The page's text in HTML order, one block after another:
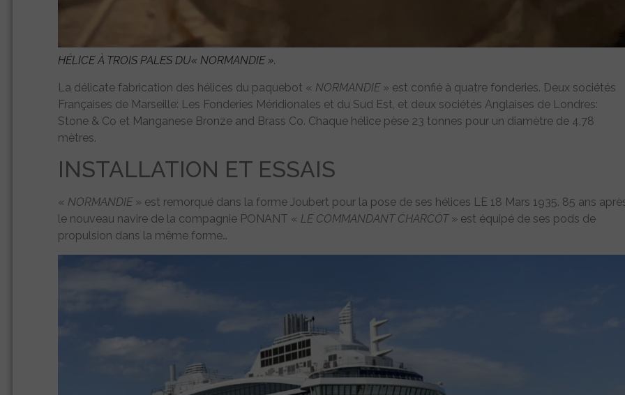
HÉLICE À TROIS PALES DU« NORMANDIE ».
La délicate fabrication des hélices du paquebot « NORMANDIE» est confié à quatre fonderies. Deux sociétés
Françaises de Marseille: Les Fonderies Méridionales et du Sud Est, et deux sociétés Anglaises de Londres:
Stone & Co et Manganese Bronze and Brass Co. Chaque hélice pèse 23 tonnes pour un diamètre de 4,78
mètres.
INSTALLATION ET ESSAIS
« NORMANDIE» est remorqué dans la forme Joubert pour la pose de ses hélices LE 18 Mars 1935. 85 ans
le nouveau navire de la compagnie PONANT « LE COMMANDANT CHARCOT» est équipé de ses pods de
propulsion dans la même forme…